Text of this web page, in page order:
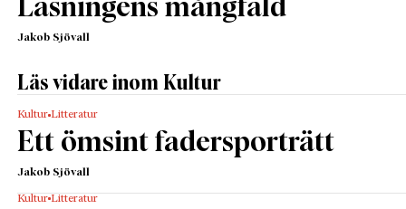
Läsningens mångfald
Jakob Sjövall
Läs vidare inom Kultur
Kultur Litteratur
Ett ömsint fadersporträtt
Jakob Sjövall
Kultur Litteratur